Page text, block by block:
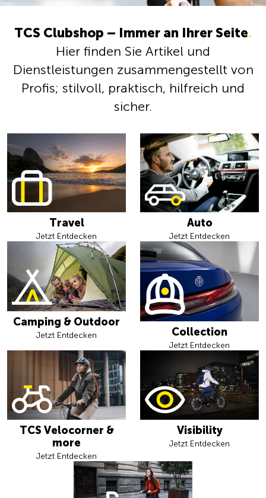
TCS Clubshop – Immer an Ihrer Seite.
Hier finden Sie Artikel und
Dienstleistungen zusammengestellt von
Profis; stilvoll, praktisch, hilfreich und
sicher.
Travel
Jetzt Entdecken
Auto
Jetzt Entdecken
Camping & Outdoor
Jetzt Entdecken Collection
Jetzt Entdecken
TCS Velocorner &
more
Jetzt Entdecken
Visibility
Jetzt Entdecken